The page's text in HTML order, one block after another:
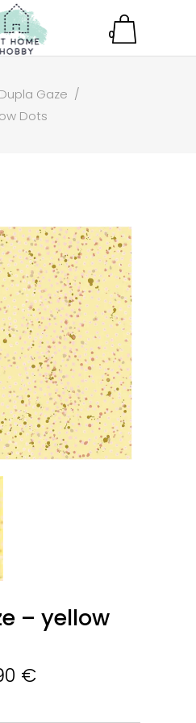
0
Dupla Gaze /
Dots
– yellow
€